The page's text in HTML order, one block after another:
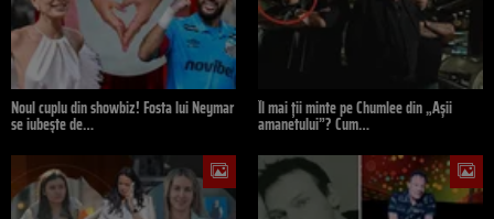
Noul cuplu din showbiz! Fosta lui Neymar
se iubește de…
Îl mai ții minte pe Chumlee din „Așii
amanetului”? Cum…